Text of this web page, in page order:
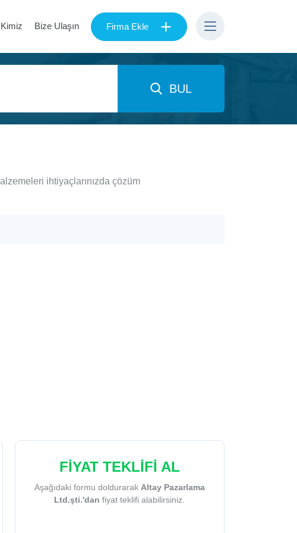
Bize Ulaşın Firma Ekle +
BUL
ihtiyaçlarınızda çözüm
FİYAT TEKLİFİ AL
Aşağıdaki formu doldurarak Altay Pazarlama
Ltd.şti.'dan fiyat teklifi alabilirsiniz.